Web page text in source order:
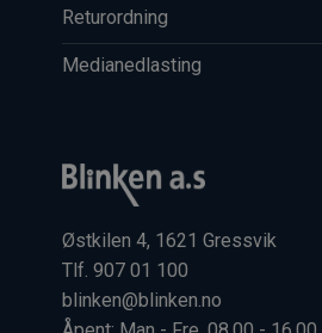
Østkilen 4, 1621 Gressvik
Tlf. 907 01 100
blinken@blinken.no
Returordning
Medianedlasting